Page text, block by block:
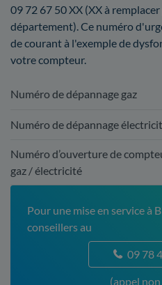
09 72 67 50 XX (XX à
département). Ce numéro
de courant à l'exemple de
votre compteur.
Numéro de dépannage gaz
Numéro de dépannage
Numéro d’ouverture de
gaz / électricité
Pour une mise en service à
conseillers au
09 78
(appel